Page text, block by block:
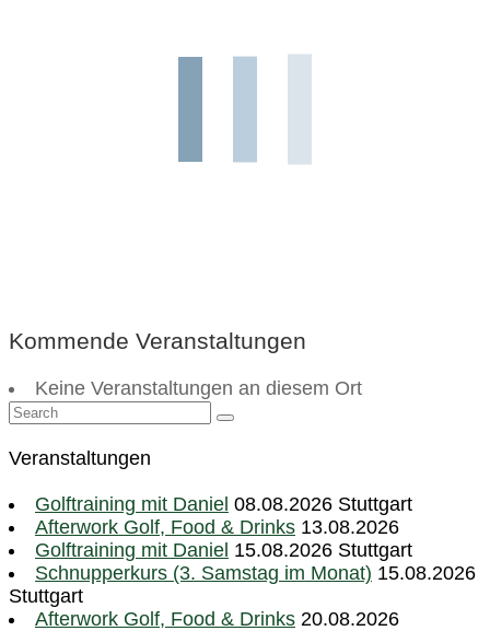
Kommende Veranstaltungen
Keine Veranstaltungen an diesem Ort
Veranstaltungen
Golftraining mit Daniel 08.08.2026 Stuttgart
Afterwork Golf, Food & Drinks 13.08.2026
Golftraining mit Daniel 15.08.2026 Stuttgart
Schnupperkurs (3. Samstag im Monat) 15.08.2026
Stuttgart
Afterwork Golf, Food & Drinks 20.08.2026